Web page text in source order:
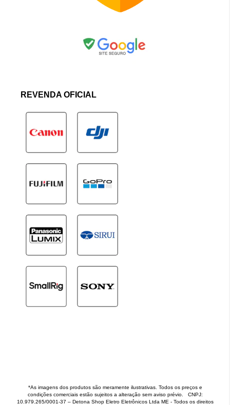
REVENDA OFICIAL
*As imagens dos produtos são meramente ilustrativas. Todos os preços e
condições comerciais estão sujeitos a alteração sem aviso prévio. CNPJ:
10.979.265/0001-37 – Detona Shop Eletro Eletrônicos Ltda ME - Todos os direitos